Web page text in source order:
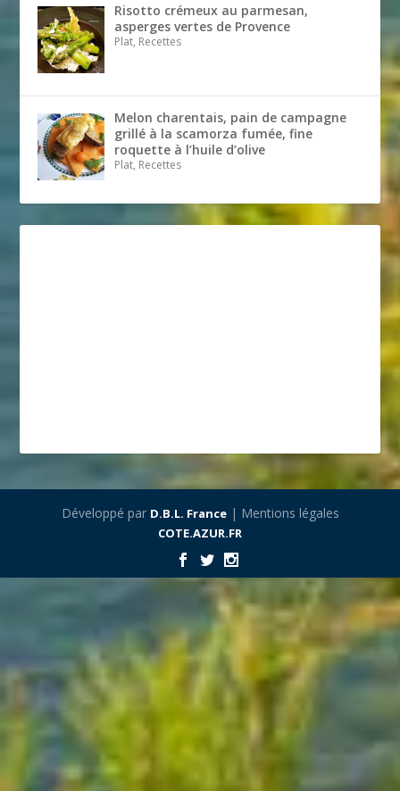
Risotto crémeux au parmesan,
asperges vertes de Provence
Plat, Recettes
Melon charentais, pain de campagne
grillé à la scamorza fumée, fine
roquette à l’huile d’olive
Plat, Recettes
Développé par D.B.L. France| Mentions légales
COTE.AZUR.FR